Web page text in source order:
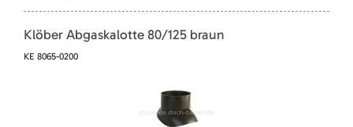
Klöber Abgaskalotte 80/125 braun
KE 8065-0200